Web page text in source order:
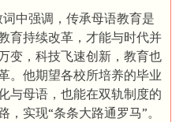
中强调，传承母语教育是
育持续改革，才能与时代并
变，科技飞速创新，教育也
。他期望各校所培养的毕业
与母语，也能在双轨制度的
实现“条条大路通罗马”。